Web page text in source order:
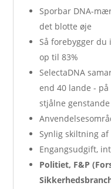
Sporbar DNA-
det blotte øje
Så forebygger
op til 83%
SelectaDNA
end 40 lande -
stjålne
Synlig skiltning
Engangsudgift,
Politiet, F&P